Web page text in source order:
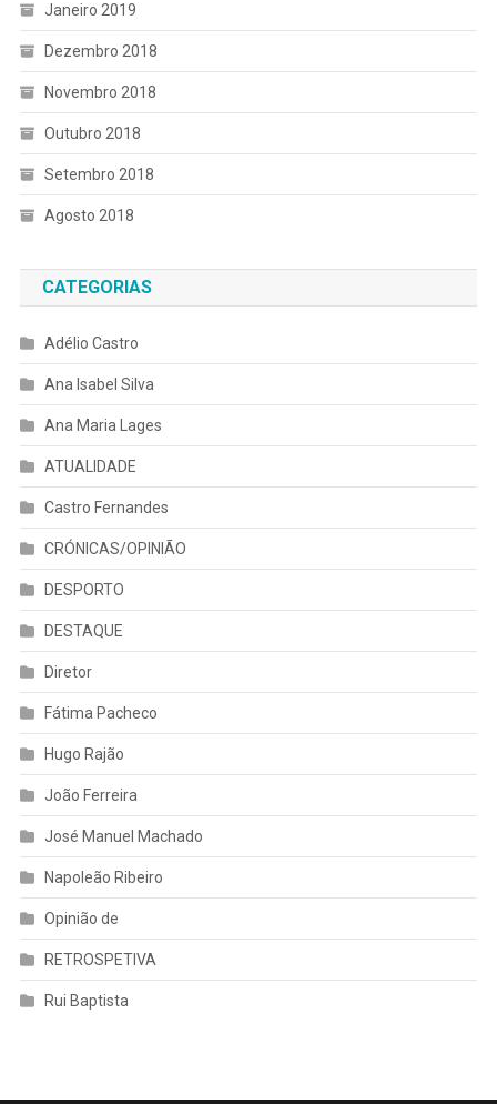
Janeiro 2019
Dezembro 2018
Novembro 2018
Outubro 2018
Setembro 2018
Agosto 2018
CATEGORIAS
Adélio Castro
Ana Isabel Silva
Ana Maria Lages
ATUALIDADE
Castro Fernandes
CRÓNICAS/OPINIÃO
DESPORTO
DESTAQUE
Diretor
Fátima Pacheco
Hugo Rajão
João Ferreira
José Manuel Machado
Napoleão Ribeiro
Opinião de
RETROSPETIVA
Rui Baptista